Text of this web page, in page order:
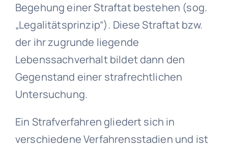
Begehung einer Straftat bestehen (sog.
„Legalitätsprinzip“). Diese Straftat bzw.
der ihr zugrunde liegende
Lebenssachverhalt bildet dann den
Gegenstand einer strafrechtlichen
Untersuchung.
Ein Strafverfahren gliedert sich in
verschiedene Verfahrensstadien und ist